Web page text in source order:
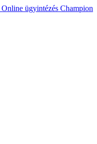
Online ügyintézés Champion